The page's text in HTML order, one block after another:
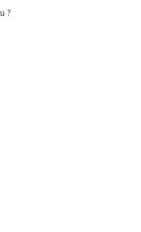
?